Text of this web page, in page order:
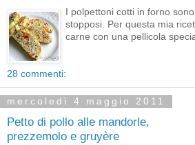
I polpettoni cotti in forno
stopposi. Per questa mia
carne con una pellicola
28 commenti:
mercoledì 4 maggio 2011
Petto di pollo alle mandorle,
prezzemolo e gruyère